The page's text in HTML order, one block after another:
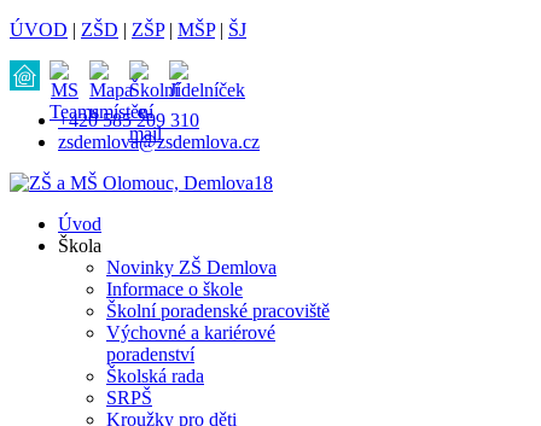
ÚVOD | ZŠD | ZŠP| MŠP| ŠJ
+420 585 209 310
zsdemlova@zsdemlova.cz
Úvod
Škola
Novinky ZŠ Demlova
Informace o škole
Školní poradenské pracoviště
Výchovné a kariérové
poradenství
Školská rada
SRPŠ
Kroužky pro děti